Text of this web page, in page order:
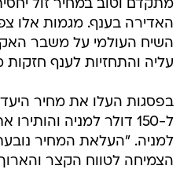
מתקדם וטוב במחיר זול
האדירה בענף. מגמות אלו
השיח העולמי על משבר
עליה והתחזיות לענף
ל-150 דולר למניה
למניה. "העלאת המחיר
הצמיחה לטווח הקצר והארוך